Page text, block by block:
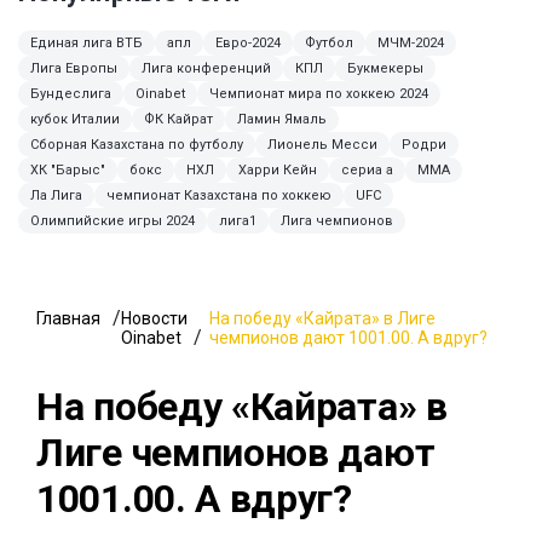
Единая лига ВТБ апл Евро-2024 Футбол
МЧМ-2024
Лига Европы
Лига конференций КПЛ
Букмекеры
Бундеслига
Oinabet
Чемпионат мира по хоккею 2024
кубок Италии
ФК Кайрат
Ламин Ямаль
Сборная Казахстана по футболу
Лионель Месси
Родри
ХК "Барыс"
бокс НХЛ Харри Кейн сериа а
MMA
Ла Лига
чемпионат Казахстана по хоккею
UFC
Олимпийские игры 2024
лига1 Лига чемпионов
Главная
Новости
Oinabet
На победу «Кайрата» в Лиге
чемпионов дают 1001.00. А вдруг?
На победу «Кайрата» в
Лиге чемпионов дают
1001.00. А вдруг?